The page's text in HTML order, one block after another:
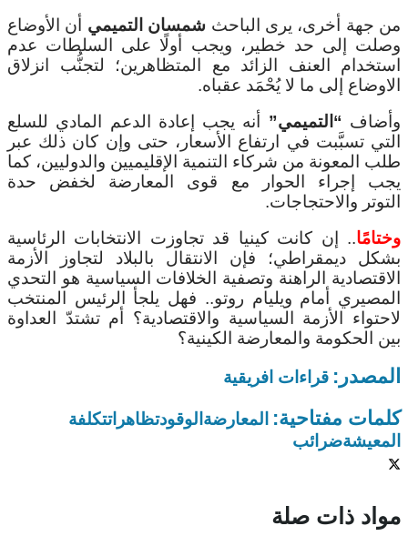
من جهة أخرى، يرى الباحثشمسان التميميأن الأوضاع
وصلت إلى حد خطير، ويجب أولًا على السلطات عدم
استخدام العنف الزائد مع المتظاهرين؛ لتجنُّب انزلاق
الاوضاع إلى ما لا يُحْمَد عقباه.
وأضاف “التميمي”أنه يجب إعادة الدعم المادي للسلع
التي تسبَّبت في ارتفاع الأسعار، حتى وإن كان ذلك عبر
طلب المعونة من شركاء التنمية الإقليميين والدوليين، كما
يجب إجراء الحوار مع قوى المعارضة لخفض حدة
التوتر والاحتجاجات.
وختامًا.. إن كانت كينيا قد تجاوزت الانتخابات الرئاسية
بشكل ديمقراطي؛ فإن الانتقال بالبلاد لتجاوز الأزمة
الاقتصادية الراهنة وتصفية الخلافات السياسية هو التحدي
المصيري أمام ويليام روتو.. فهل يلجأ الرئيس المنتخب
لاحتواء الأزمة السياسية والاقتصادية؟ أم تشتدّ العداوة
بين الحكومة والمعارضة الكينية؟
المصدر: قراءات افريقية
كلمات مفتاحية: المعارضةالوقودتظاهرات تكلفة
المعيشةضرائب
مواد ذات صلة